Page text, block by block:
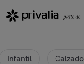
Infantil Calzado